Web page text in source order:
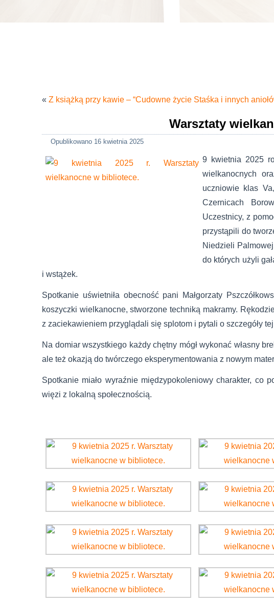
« Z książką przy kawie – “Cudowne życie Staśka i innych
Warsztaty
Opublikowano 16 kwietnia 2025
9 kwietnia 2025
wielkanocnych
uczniowie klas
Czernicach
Uczestnicy, z
przystąpili do
Niedzieli
do których użyli
i wstążek.
Spotkanie uświetniła obecność pani Małgorzaty
koszyczki wielkanocne, stworzone techniką makramy.
z zaciekawieniem przyglądali się splotom i pytali o szczegóły
Na domiar wszystkiego każdy chętny mógł wykonać własny
ale też okazją do twórczego eksperymentowania z nowym
Spotkanie miało wyraźnie międzypokoleniowy charakter, co
więzi z lokalną społecznością.